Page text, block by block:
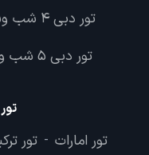
تور دبی 4 شب و5 روز
تور دبی 5 شب و 6 روز
تور امارات - تور